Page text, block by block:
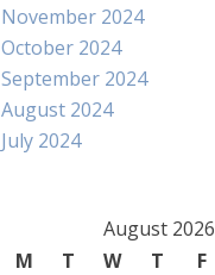
November 2024
October 2024
September 2024
August 2024
July 2024
August 2026
M
T W T F